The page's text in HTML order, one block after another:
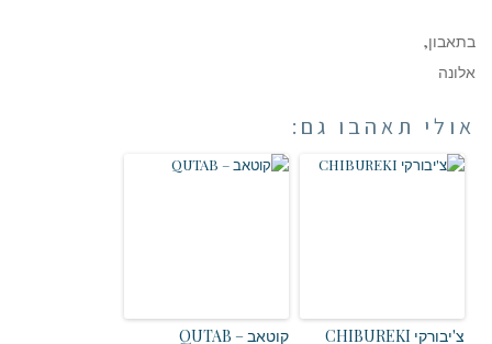
בתאבון,
אלונה
אולי תאהבו גם:
צ'יבורקי CHIBUREKI קוטאב – QUTAB